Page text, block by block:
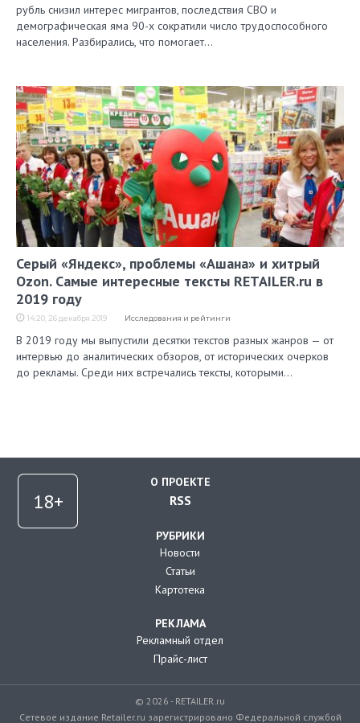
рубль снизил интерес мигрантов, последствия СВО и
демографическая яма 90-х сократили число трудоспособного
населения. Разбирались, что помогает…
Серый «Яндекс», проблемы «Ашана» и хитрый
Ozon. Самые интересные тексты RETAILER.ru в
2019 году
14:20, 26 декабря 2019 Исследования и рейтинги
В 2019 году мы выпустили десятки текстов разных жанров — от
интервью до аналитических обзоров, от исторических очерков
до рекламы. Среди них встречались тексты, которыми…
О ПРОЕКТЕ
RSS
РУБРИКИ
Новости
Статьи
Картотека
РЕКЛАМА
Рекламный отдел
Прайс-лист
© 2026 - RETAILER.ru
Сетевое издание Retailer.ru зарегистрировано Федеральной службой